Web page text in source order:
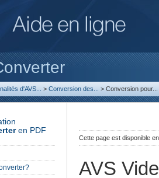
d'AVS... > Conversion des... > Conversion pour...
Cette page est disponible
AVS
en PDF